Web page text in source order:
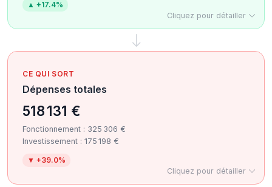
▲ +17.4%
Cliquez pour détailler
CE QUI SORT
Dépenses totales
518 131 €
Fonctionnement : 325 306 €
Investissement : 175 198 €
▼ +39.0%
Cliquez pour détailler